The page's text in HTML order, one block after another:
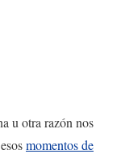
u otra razón nos
momentos de